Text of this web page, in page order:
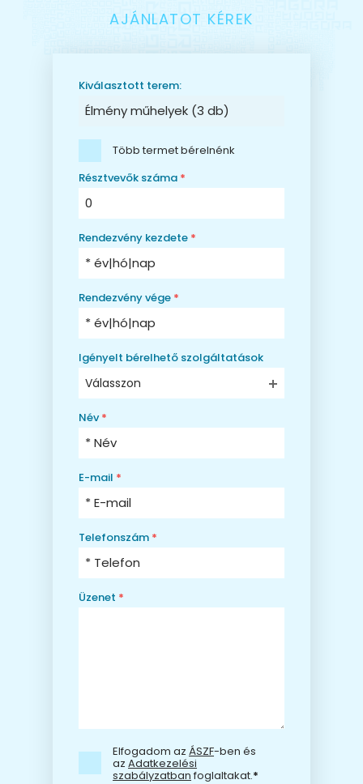
AJÁNLATOT KÉREK
Kiválasztott terem:
Több termet bérelnénk
Résztvevők száma *
Rendezvény kezdete *
Rendezvény vége *
Igényelt bérelhető szolgáltatások
Válasszon
Név *
E-mail *
Telefonszám *
Üzenet *
Elfogadom azÁSZF-ben és
azAdatkezelési
szabályzatbanfoglaltakat.*